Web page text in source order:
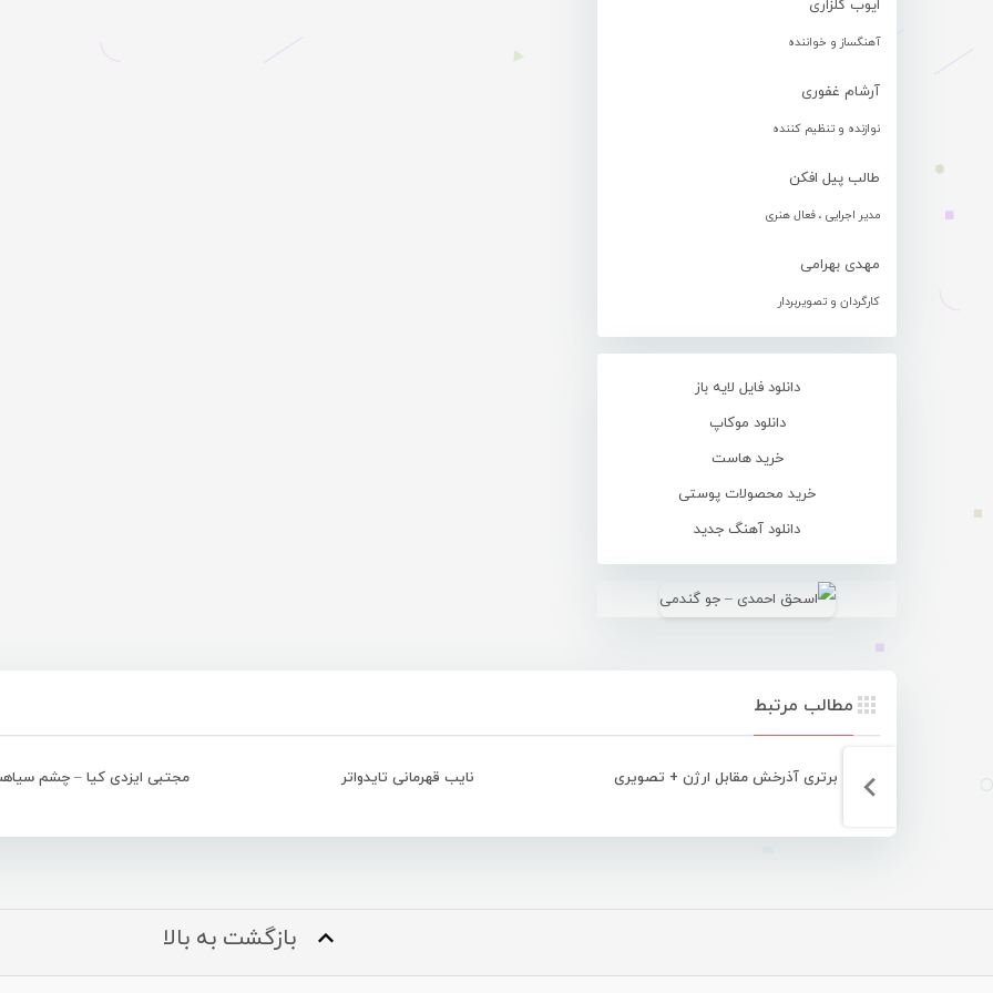
ایوب گلزاری
آهنگساز و خواننده
آرشام غفوری
نوازنده و تنظیم کننده
طالب پیل افکن
مدیر اجرایی ، فعال هنری
مهدی بهرامی
کارگردان و تصویربردار
دانلود فایل لایه باز
دانلود موکاپ
خرید هاست
خرید محصولات پوستی
دانلود آهنگ جدید
مطالب مرتبط
برتری آذرخش مقابل ارژن + تصویری نایب قهرمانی تایدواتر مجتبی ایزدی کیا – چشم
بازگشت به بالا